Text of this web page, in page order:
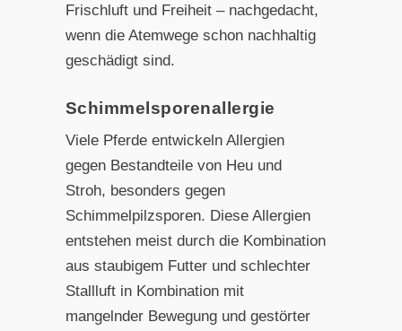
Frischluft und Freiheit – nachgedacht,
wenn die Atemwege schon nachhaltig
geschädigt sind.
Schimmelsporenallergie
Viele Pferde entwickeln Allergien
gegen Bestandteile von Heu und
Stroh, besonders gegen
Schimmelpilzsporen. Diese Allergien
entstehen meist durch die Kombination
aus staubigem Futter und schlechter
Stallluft in Kombination mit
mangelnder Bewegung und gestörter